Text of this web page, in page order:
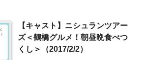
【キャスト】ニシュランツアー
ズ＜鶴橋グルメ！朝昼晩食べつ
くし＞（2017/2/2）